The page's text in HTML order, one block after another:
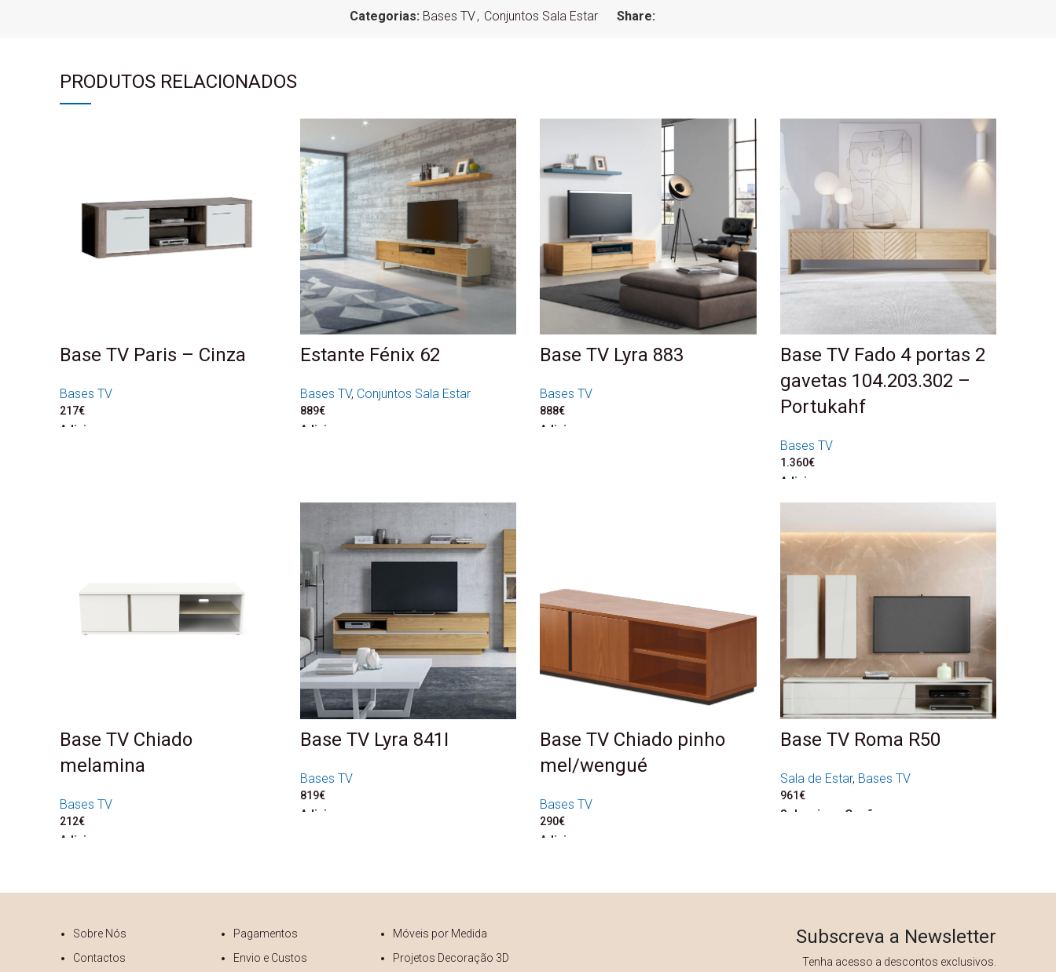
Categorias: Bases TV, Conjuntos Sala Estar Share:
PRODUTOS RELACIONADOS
Base TV Paris – Cinza
Bases TV
217€
Adicionar
Estante Fénix 62
Bases TV, Conjuntos Sala Estar
889€
Adicionar
Base TV Lyra 883
Bases TV
888€
Adicionar
Base TV Fado 4 portas 2
gavetas 104.203.302 –
Portukahf
Bases TV
1.360€
Adicionar
Base TV Chiado
melamina
Bases TV
212€
Adicionar
Base TV Lyra 841I
Bases TV
819€
Adicionar
Base TV Chiado pinho
mel/wengué
Bases TV
290€
Adicionar
Base TV Roma R50
Sala de Estar, Bases TV
961€
Seleccione Opções
Sobre Nós
Contactos
Pagamentos
Envio e Custos
Móveis por Medida
Projetos Decoração 3D
Subscreva a Newsletter
Tenha acesso a descontos exclusivos.